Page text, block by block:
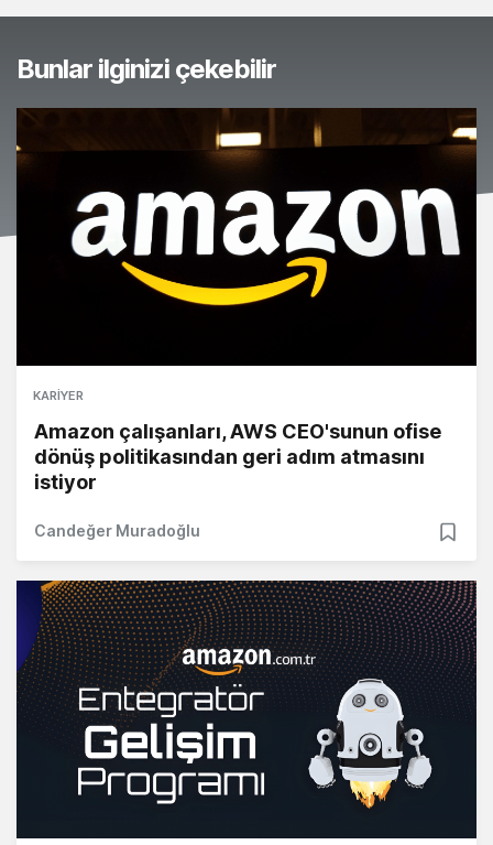
Bunlar ilginizi çekebilir
KARIYER
Amazon çalışanları, AWS CEO'sunun ofise
dönüş politikasından geri adım atmasını
istiyor
Candeğer Muradoğlu